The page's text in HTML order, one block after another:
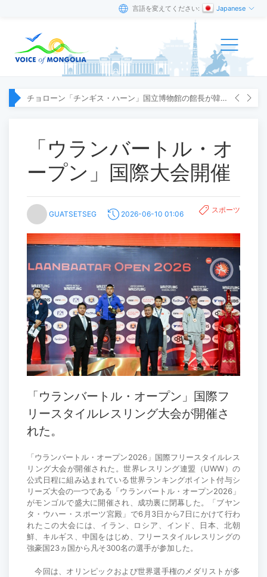
言語を変えてください: Japanese
チョローン「チンギス・ハーン」国立博物館の館長が韓国へ出張
「ウランバートル・オ
ープン」国際大会開催
GUATSETSEG 2026-06-10 01:06 スポーツ
「ウランバートル・オープン」国際フ
リースタイルレスリング大会が開催さ
れた。
「ウランバートル・オープン2026」国際フリースタイルレス
リング大会が開催された。世界レスリング連盟（UWW）の
公式日程に組み込まれている世界ランキングポイント付与シ
リーズ大会の一つである「ウランバートル・オープン2026」
がモンゴルで盛大に開催され、成功裏に閉幕した。「ブヤン
タ・ウハー・スポーツ宮殿」で6月3日から7日にかけて行わ
れたこの大会には、イラン、ロシア、インド、日本、北朝
鮮、キルギス、中国をはじめ、フリースタイルレスリングの
強豪国23ヵ国から凡そ300名の選手が参加した。
今回は、オリンピックおよび世界選手権のメダリストが多